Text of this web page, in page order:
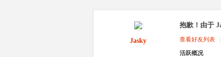
Jasky
抱歉！由于
查看好友列表
活跃概况